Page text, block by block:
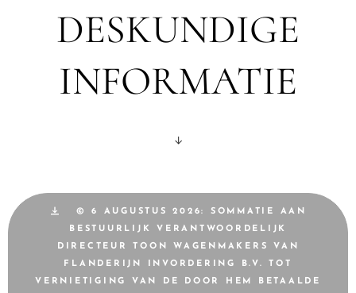
DESKUNDIGE
INFORMATIE
↓
© 6 AUGUSTUS 2026: SOMMATIE AAN
BESTUURLIJK VERANTWOORDELIJK
DIRECTEUR TOON WAGENMAKERS VAN
FLANDERIJN INVORDERING B.V. TOT
VERNIETIGING VAN DE DOOR HEM BETAALDE